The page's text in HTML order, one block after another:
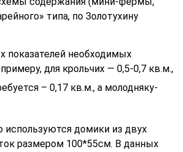
типа, по Золотухину
показателей необходимых
для крольчих — 0,5-0,7 кв.м.,
– 0,17 кв.м., а молодняку-
используются домики из двух
размером 100*55см. В данных